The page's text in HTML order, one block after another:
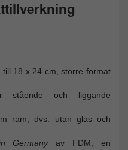
18 x 24 cm, större format
stående och liggande
ram, dvs. utan glas och
Germanyav FDM, en